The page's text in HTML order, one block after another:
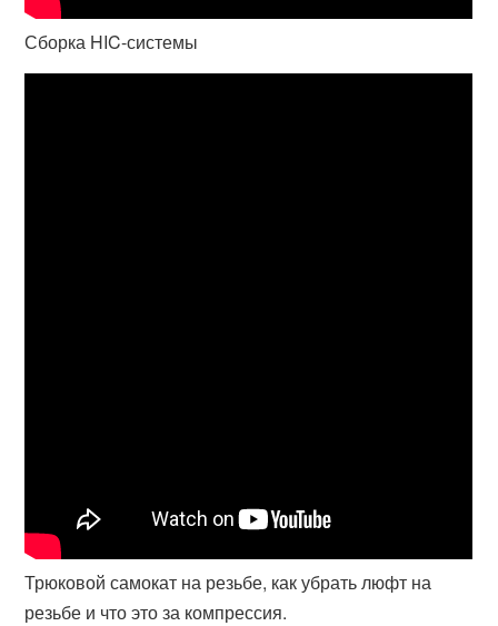
Сборка HIC-системы
Трюковой самокат на резьбе, как убрать люфт на
резьбе и что это за компрессия.